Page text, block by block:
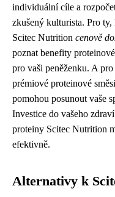
individuální cíle a
zkušený kulturista. Pro
Scitec Nutrition cenově
poznat benefity
pro vaši peněženku. A
prémiové proteinové
pomohou posunout vaše
Investice do vašeho
proteiny Scitec Nutrition
efektivně.
Alternativy k